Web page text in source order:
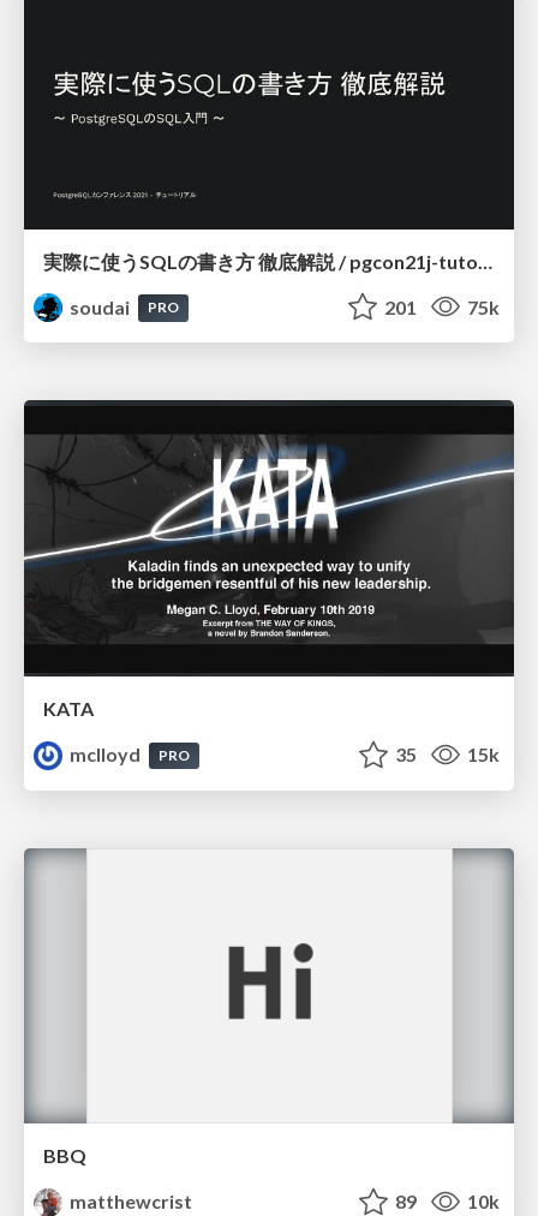
soudai
PRO 201 75k
KATA
mclloyd
PRO 35 15k
BBQ
matthewcrist
89 10k